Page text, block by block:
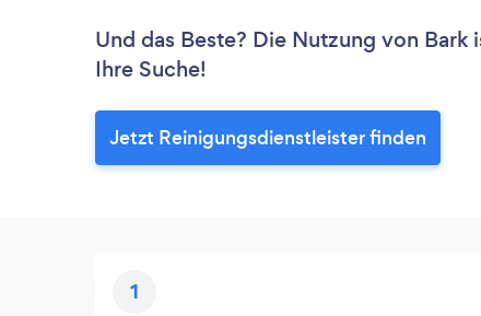
Und das Beste? Die Nutzung von
Ihre Suche!
Jetzt Reinigungsdienstleister finden
1